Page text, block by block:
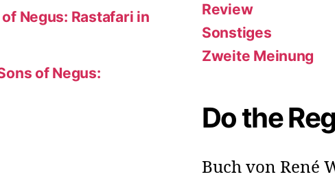
Negus: Rastafari in
of Negus:
Review
Sonstiges
Zweite Meinung
Do the
Buch von René